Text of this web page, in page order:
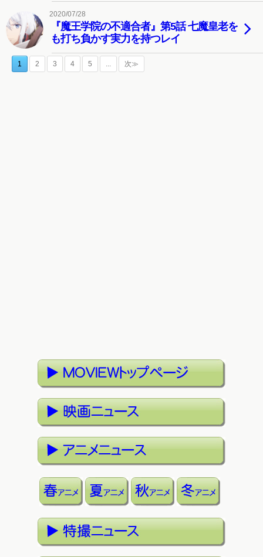
2020/07/28
『魔王学院の不適合者』第5話 七魔皇老を
も打ち負かす実力を持つレイ
1 2 3 4 5 ... 次≫